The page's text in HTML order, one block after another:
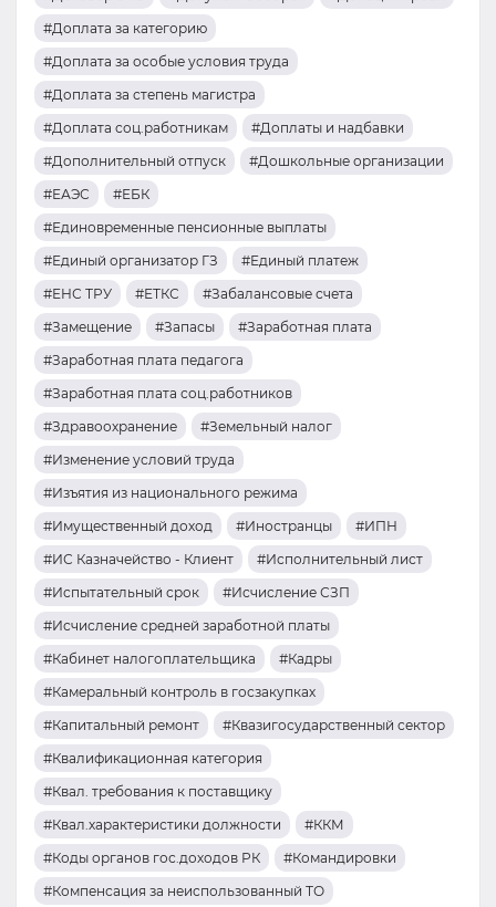
#Доплата за категорию
#Доплата за особые условия труда
#Доплата за степень магистра
#Доплата соц.работникам
#Доплаты и надбавки
#Дополнительный отпуск
#Дошкольные организации
#ЕАЭС
#ЕБК
#Единовременные пенсионные выплаты
#Единый организатор ГЗ
#Единый платеж
#ЕНС ТРУ
#ЕТКС
#Забалансовые счета
#Замещение
#Запасы
#Заработная плата
#Заработная плата педагога
#Заработная плата соц.работников
#Здравоохранение
#Земельный налог
#Изменение условий труда
#Изъятия из национального режима
#Имущественный доход
#Иностранцы
#ИПН
#ИС Казначейство - Клиент
#Исполнительный лист
#Испытательный срок
#Исчисление СЗП
#Исчисление средней заработной платы
#Кабинет налогоплательщика
#Кадры
#Камеральный контроль в госзакупках
#Капитальный ремонт
#Квазигосударственный сектор
#Квалификационная категория
#Квал. требования к поставщику
#Квал.характеристики должности
#ККМ
#Коды органов гос.доходов РК
#Командировки
#Компенсация за неиспользованный ТО